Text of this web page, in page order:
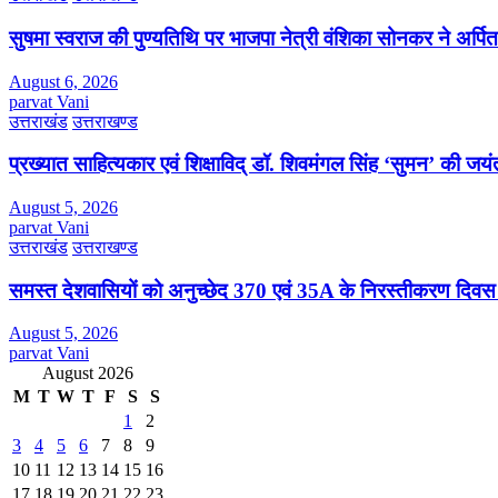
सुषमा स्वराज की पुण्यतिथि पर भाजपा नेत्री वंशिका सोनकर ने
August 6, 2026
parvat Vani
उत्तराखंड उत्तराखण्ड
प्रख्यात साहित्यकार एवं शिक्षाविद् डॉ. शिवमंगल सिंह ‘सुमन’ की
August 5, 2026
parvat Vani
उत्तराखंड उत्तराखण्ड
समस्त देशवासियों को अनुच्छेद 370 एवं 35A के निरस्तीकरण
August 5, 2026
parvat Vani
August 2026
M T W T F S
S
1
2
3
4 5 6 7 8
9
10 11 12 13 14 15 16